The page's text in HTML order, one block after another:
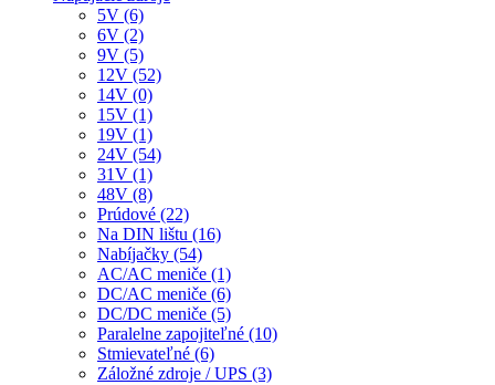
5V (6)
6V (2)
9V (5)
12V (52)
14V (0)
15V (1)
19V (1)
24V (54)
31V (1)
48V (8)
Prúdové (22)
Na DIN lištu (16)
Nabíjačky (54)
AC/AC meniče (1)
DC/AC meniče (6)
DC/DC meniče (5)
Paralelne zapojiteľné (10)
Stmievateľné (6)
Záložné zdroje / UPS (3)